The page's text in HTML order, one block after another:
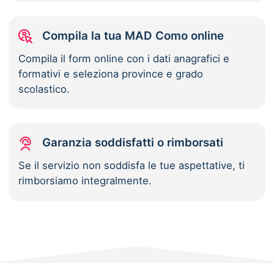
Compila la tua MAD Como online
Compila il form online con i dati anagrafici e
formativi e seleziona province e grado
scolastico.
Garanzia soddisfatti o rimborsati
Se il servizio non soddisfa le tue aspettative, ti
rimborsiamo integralmente.